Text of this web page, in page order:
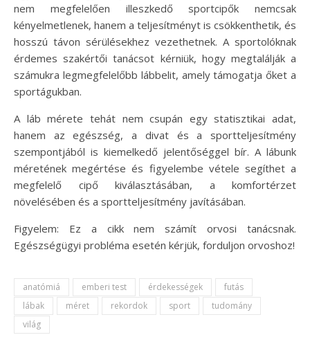
nem megfelelően illeszkedő sportcipők nemcsak
kényelmetlenek, hanem a teljesítményt is csökkenthetik, és
hosszú távon sérülésekhez vezethetnek. A sportolóknak
érdemes szakértői tanácsot kérniük, hogy megtalálják a
számukra legmegfelelőbb lábbelit, amely támogatja őket a
sportágukban.
A láb mérete tehát nem csupán egy statisztikai adat,
hanem az egészség, a divat és a sportteljesítmény
szempontjából is kiemelkedő jelentőséggel bír. A lábunk
méretének megértése és figyelembe vétele segíthet a
megfelelő cipő kiválasztásában, a komfortérzet
növelésében és a sportteljesítmény javításában.
Figyelem: Ez a cikk nem számít orvosi tanácsnak.
Egészségügyi probléma esetén kérjük, forduljon orvoshoz!
anatómiá emberi test érdekességek
futás
lábak
méret rekordok sport
tudomány
világ